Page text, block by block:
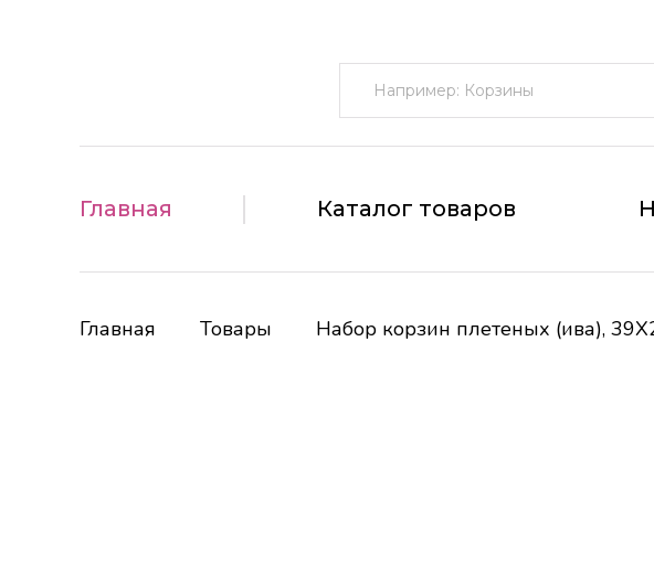
Главная Каталог товаров
Главная Товары Набор корзин плетеных (ива),